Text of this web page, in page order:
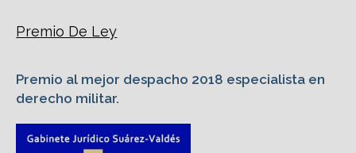
Premio De Ley
Premio al mejor despacho 2018 especialista en
derecho militar.